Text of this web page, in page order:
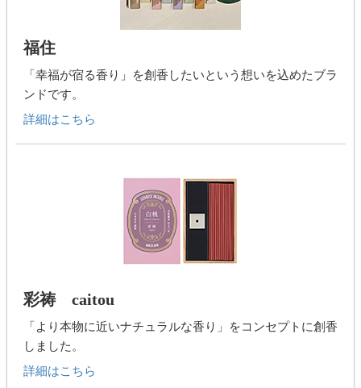
福住
「幸福が宿る香り」を創香したいという想いを込めたブラ
ンドです。
詳細はこちら
彩祷 caitou
「より本物に近いナチュラルな香り」をコンセプトに創香
しました。
詳細はこちら